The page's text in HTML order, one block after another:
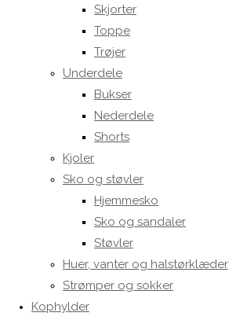
Skjorter
Toppe
Trøjer
Underdele
Bukser
Nederdele
Shorts
Kjoler
Sko og støvler
Hjemmesko
Sko og sandaler
Støvler
Huer, vanter og halstørklæder
Strømper og sokker
Kophylder